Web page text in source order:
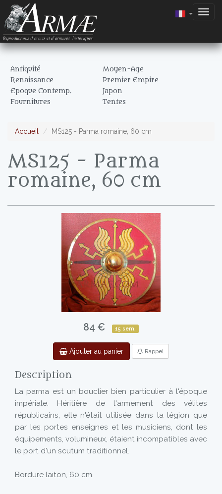
Antiquité
Moyen-Age
Renaissance
Premier Empire
Epoque Contemp.
Japon
Fournitures
Tentes
Accueil MS125 - Parma romaine, 60 cm
MS125 - Parma
romaine, 60 cm
84 € 15 sem.
Ajouter au panier Rappel
Description
La parma est un bouclier bien particulier à l'époque
impériale. Héritière de l'armement des vélites
républicains, elle n'était utilisée dans la légion que
par les portes enseignes et les musiciens, dont les
équipements, volumineux, étaient incompatibles avec
le port d'un scutum traditionnel.
Bordure laiton, 60 cm.